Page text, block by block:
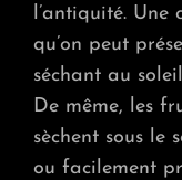
l’antiquité.
qu’on peut
séchant au
De même, les
sèchent sous le
ou facilement